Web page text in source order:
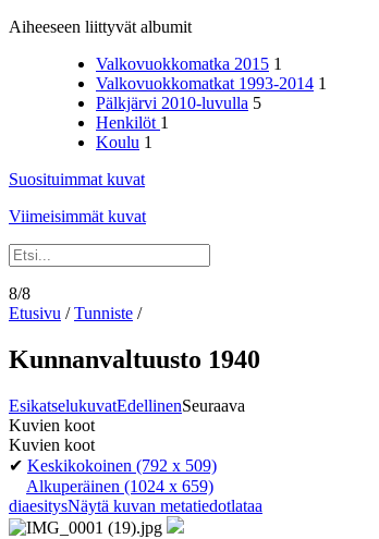
Aiheeseen liittyvät albumit
Valkovuokkomatka 2015 1
Valkovuokkomatkat 1993-2014 1
Pälkjärvi 2010-luvulla 5
Henkilöt 1
Koulu 1
Suosituimmat kuvat
Viimeisimmät kuvat
8/8
Etusivu /Tunniste /
Kunnanvaltuusto 1940
EsikatselukuvatEdellinenSeuraava
Kuvien koot
Kuvien koot
✔ Keskikokoinen (792 x 509)
Alkuperäinen (1024 x 659)
diaesitysNäytä kuvan metatiedotlataa